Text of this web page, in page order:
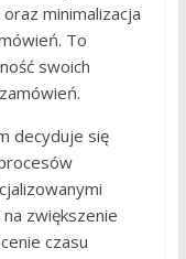
minimalizacja
To
swoich
decyduje się
zwiększenie
czasu